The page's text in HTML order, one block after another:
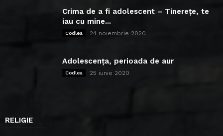
Crima de a fi adolescent – Tinerețe, te
iau cu mine...
Codlea 24 noiembrie 2020
Adolescența, perioada de aur
Codlea 25 iunie 2020
RELIGIE